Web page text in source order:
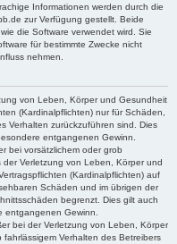
Informationen werden durch die
zur Verfügung gestellt. Beide
die Software verwendet wird. Sie
für bestimmte Zwecke nicht
nehmen.
von Leben, Körper und Gesundheit
(Kardinalpflichten) nur für Schäden,
Verhalten zurückzuführen sind. Dies
entgangenen Gewinn.
bei vorsätzlichem oder grob
Verletzung von Leben, Körper und
(Kardinalpflichten) auf
Schäden und im übrigen der
begrenzt. Dies gilt auch
entgangenen Gewinn.
bei der Verletzung von Leben, Körper
Verhalten des Betreibers